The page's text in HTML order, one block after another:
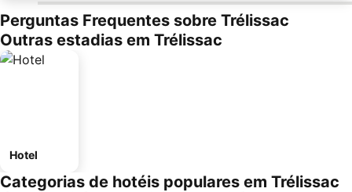
Perguntas Frequentes sobre Trélissac
Outras estadias em Trélissac
Hotel
Categorias de hotéis populares em Trélissac